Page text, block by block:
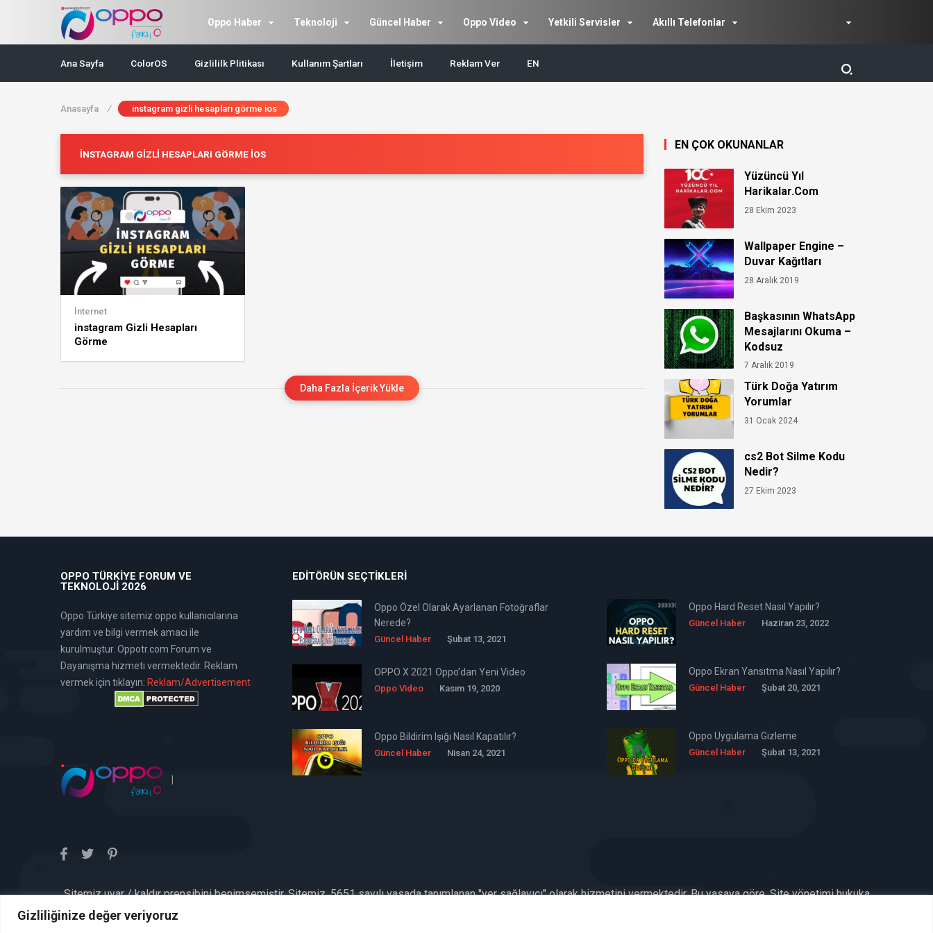
Gizliliğinize değer veriyoruz
Oppo Haber Teknoloji Güncel Haber Oppo Video Yetkili Servisler Akıllı Telefonlar
Ana Sayfa ColorOS Gizlililk Plitikası Kullanım Şartları İletişim Reklam Ver EN
Anasayfa / instagram gizli hesapları görme ios
INSTAGRAM GIZLI HESAPLARI GÖRME IOS
İnternet
instagram Gizli Hesapları
Görme
Daha Fazla İçerik Yükle
EN ÇOK OKUNANLAR
Yüzüncü Yıl
Harikalar.Com
28 Ekim 2023
Wallpaper Engine –
Duvar Kağıtları
28 Aralık 2019
Başkasının WhatsApp
Mesajlarını Okuma –
Kodsuz
7 Aralık 2019
Türk Doğa Yatırım
Yorumlar
31 Ocak 2024
cs2 Bot Silme Kodu
Nedir?
27 Ekim 2023
OPPO TÜRKIYE FORUM VE
TEKNOLOJI 2026
Oppo Türkiye sitemiz oppo kullanıcılarına
yardım ve bilgi vermek amacı ile
kurulmuştur. Oppotr.com Forum ve
Dayanışma hizmeti vermektedir. Reklam
vermek için tıklayın: Reklam/Advertisement
|
EDITÖRÜN SEÇTIKLERI
Oppo Özel Olarak Ayarlanan Fotoğraflar
Nerede?
Güncel Haber Şubat 13, 2021
Oppo Hard Reset Nasıl Yapılır?
Güncel Haber Haziran 23, 2022
OPPO X 2021 Oppo’dan Yeni Video
Oppo Video Kasım 19, 2020
Oppo Ekran Yansıtma Nasıl Yapılır?
Güncel Haber Şubat 20, 2021
Oppo Bildirim Işığı Nasıl Kapatılır?
Güncel Haber Nisan 24, 2021
Oppo Uygulama Gizleme
Güncel Haber Şubat 13, 2021
Sitemiz uyar / kaldır prensibini benimsemiştir. Sitemiz, 5651 sayılı yasada tanımlanan "yer sağlayıcı" olarak hizmetini vermektedir. Bu yasaya göre, Site yönetimi hukuka